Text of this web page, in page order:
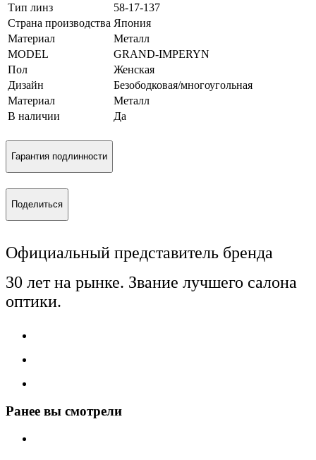
Тип линз
58-17-137
Страна производства Япония
Материал
Металл
MODEL
GRAND-IMPERYN
Пол
Женская
Дизайн
Безободковая/многоугольная
Материал
Металл
В наличии
Да
Гарантия подлинности
Поделиться
Официальный представитель бренда
30 лет на рынке. Звание лучшего салона
оптики.
Ранее вы смотрели